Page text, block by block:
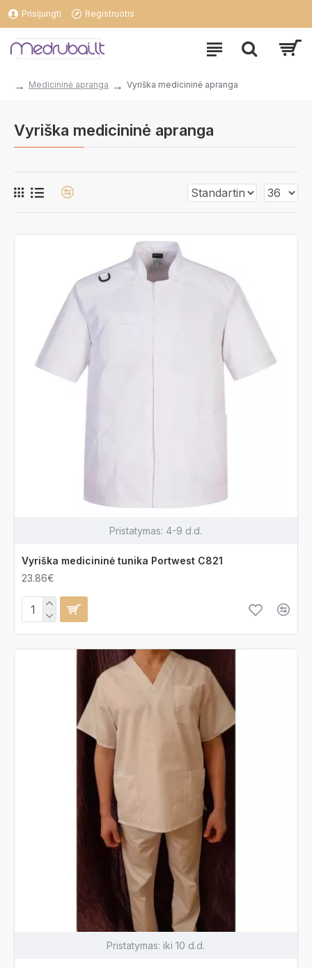
Prisijungti Registruotis
Medicininė apranga Vyriška medicininė apranga
Vyriška medicininė apranga
Pristatymas: 4-9 d.d.
Vyriška medicininė tunika Portwest C821
23.86€
Pristatymas: iki 10 d.d.